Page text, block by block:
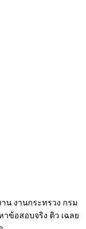
น งานกระทรวง กรม
ข้อสอบจริง ติว เฉลย